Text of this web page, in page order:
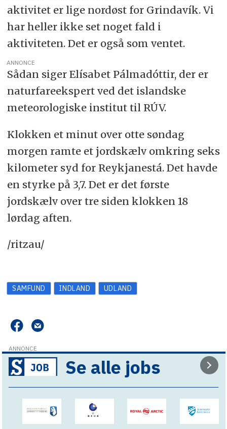
aktivitet er lige nordøst for Grindavík. Vi
har heller ikke set noget fald i
aktiviteten. Det er også som ventet.
ANNONCE
Sådan siger Elísabet Pálmadóttir, der er
naturfareekspert ved det islandske
meteorologiske institut til RÚV.
Klokken et minut over otte søndag
morgen ramte et jordskælv omkring seks
kilometer syd for Reykjanestá. Det havde
en styrke på 3,7. Det er det første
jordskælv over tre siden klokken 18
lørdag aften.
/ritzau/
SAMFUND INDLAND UDLAND
ANNONCE
Se alle jobs